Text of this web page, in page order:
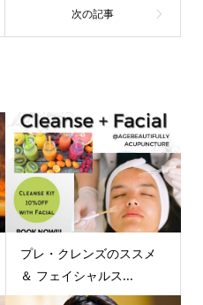
プレ・クレンズのススメ
＆ フェイシャルス...